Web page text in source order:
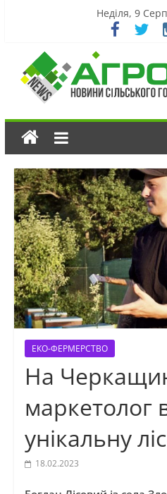
Неділя, 9
ЕКО-ФЕРМЕРСТВО
На
маркетолог
унікальну
18.02.2023